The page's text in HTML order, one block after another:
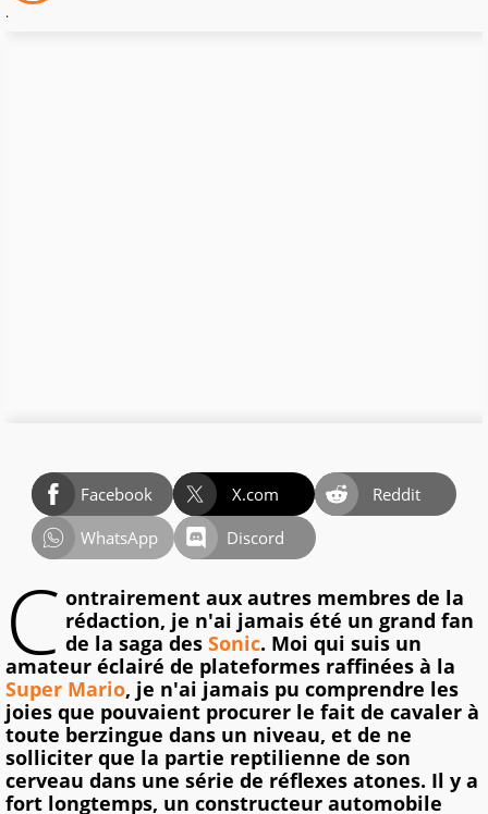
.
Facebook X.com
Reddit
WhatsApp
Discord
C ontrairement aux autres membres de la
rédaction, je n'ai jamais été un grand fan
de la saga des Sonic. Moi qui suis un
amateur éclairé de plateformes raffinées à la
Super Mario, je n'ai jamais pu comprendre les
joies que pouvaient procurer le fait de cavaler à
toute berzingue dans un niveau, et de ne
solliciter que la partie reptilienne de son
cerveau dans une série de réflexes atones. Il y a
fort longtemps, un constructeur automobile